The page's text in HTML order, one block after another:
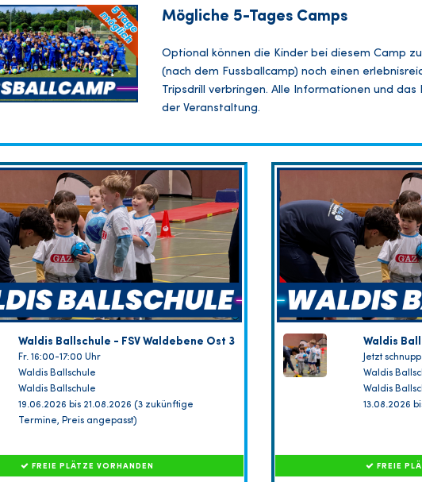
Mögliche 5-Tages Camps
Optional können die Kinder bei diesem Camp
(nach dem Fussballcamp) noch einen
Tripsdrill verbringen. Alle Informationen und
der Veranstaltung.
Waldis Ballschule - FSV Waldebene Ost 3
Fr. 16:00-17:00 Uhr
Waldis Ballschule
Waldis Ballschule
19.06.2026 bis 21.08.2026 (3 zukünftige
Termine, Preis angepasst)
FREIE PLÄTZE VORHANDEN
Waldis
Jetzt
Waldis
Waldis
13.08.2026
FREIE